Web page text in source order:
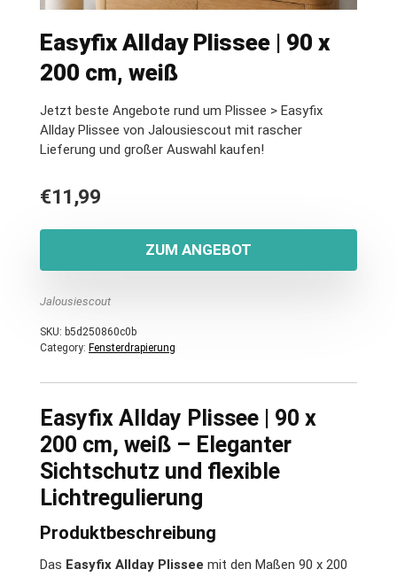
Easyfix Allday Plissee | 90 x
200 cm, weiß
Jetzt beste Angebote rund um Plissee > Easyfix
Allday Plissee von Jalousiescout mit rascher
Lieferung und großer Auswahl kaufen!
€11,99
ZUM ANGEBOT
Jalousiescout
SKU: b5d250860c0b
Category: Fensterdrapierung
Easyfix Allday Plissee | 90 x
200 cm, weiß – Eleganter
Sichtschutz und flexible
Lichtregulierung
Produktbeschreibung
Das Easyfix Allday Plissee mit den Maßen 90 x 200